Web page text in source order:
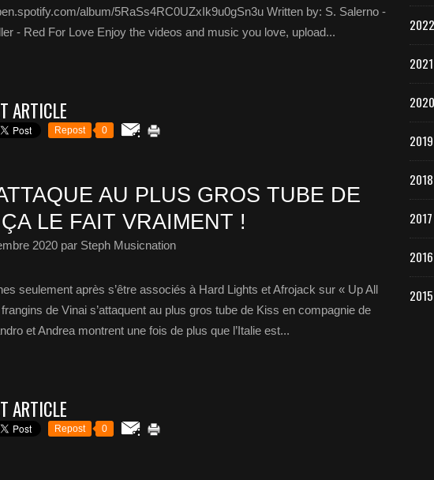
album/5RaSs4RC0UZxIk9u0gSn3u Written by: S. Salerno -
- Red For Love Enjoy the videos and music you love, upload...
ARTICLE
Repost 0
AU PLUS GROS TUBE DE
LE FAIT VRAIMENT !
2020 par Steph Musicnation
seulement après s’être associés à Hard Lights et Afrojack sur « Up All
de Vinai s’attaquent au plus gros tube de Kiss en compagnie de
et Andrea montrent une fois de plus que l’Italie est...
ARTICLE
Repost 0
2022
2021
2020
2019
2018
2017
2016
2015